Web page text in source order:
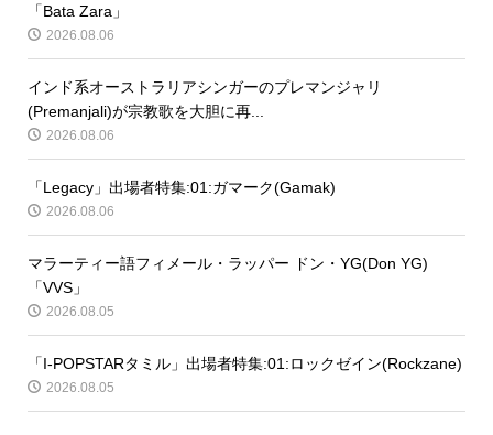
「Bata Zara」
2026.08.06
インド系オーストラリアシンガーのプレマンジャリ
(Premanjali)が宗教歌を大胆に再...
2026.08.06
「Legacy」出場者特集:01:ガマーク(Gamak)
2026.08.06
マラーティー語フィメール・ラッパー ドン・YG(Don YG)
「VVS」
2026.08.05
「I-POPSTARタミル」出場者特集:01:ロックゼイン(Rockzane)
2026.08.05